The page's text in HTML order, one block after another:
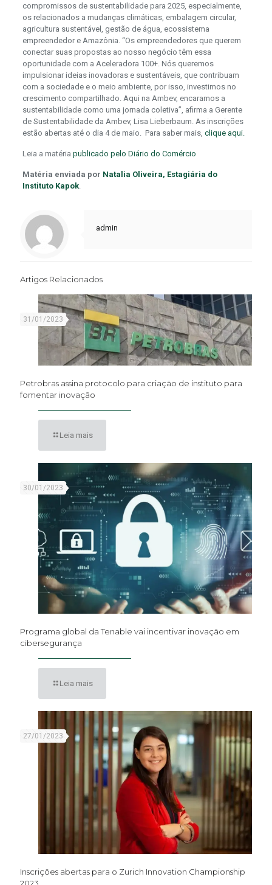
compromissos de sustentabilidade para 2025, especialmente,
os relacionados a mudanças climáticas, embalagem circular,
agricultura sustentável, gestão de água, ecossistema
empreendedor e Amazônia. “Os empreendedores que querem
conectar suas propostas ao nosso negócio têm essa
oportunidade com a Aceleradora 100+. Nós queremos
impulsionar ideias inovadoras e sustentáveis, que contribuam
com a sociedade e o meio ambiente, por isso, investimos no
crescimento compartilhado. Aqui na Ambev, encaramos a
sustentabilidade como uma jornada coletiva”, afirma a Gerente
de Sustentabilidade da Ambev, Lisa Lieberbaum. As inscrições
estão abertas até o dia 4 de maio. Para saber mais, clique aqui.
Leia a matéria publicado pelo Diário do Comércio
Matéria enviada por Natalia Oliveira, Estagiária do
Instituto Kapok.
admin
Artigos Relacionados
31/01/2023
Petrobras assina protocolo para criação de instituto para
fomentar inovação
Leia mais
30/01/2023
Programa global da Tenable vai incentivar inovação em
cibersegurança
Leia mais
27/01/2023
Inscrições abertas para o Zurich Innovation Championship